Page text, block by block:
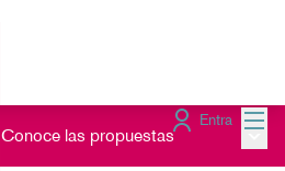
Entra
Conoce las propuestas